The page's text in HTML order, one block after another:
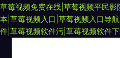
草莓视频免费在线|草莓视频平民
本|草莓视频入口|草莓视频入口导
件|草莓视频软件污|草莓视频软件